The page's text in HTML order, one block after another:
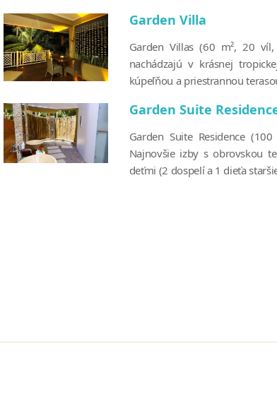
Garden Villa
Garden Villas (60 m², 20
nachádzajú v krásnej
kúpeľňou a priestrannou
Garden Suite
Garden Suite Residence
Najnovšie izby s obrovskou
deťmi (2 dospelí a 1 dieťa